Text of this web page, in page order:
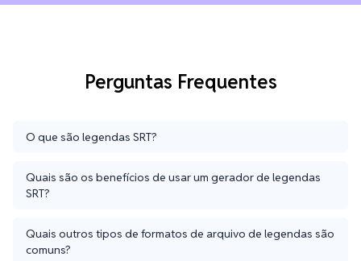
Perguntas Frequentes
O que são legendas SRT?
Quais são os benefícios de usar um gerador de legendas
SRT?
Quais outros tipos de formatos de arquivo de legendas são
comuns?